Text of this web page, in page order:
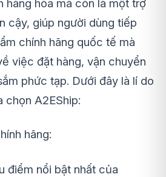
hàng hóa mà còn là một trợ
cậy, giúp người dùng tiếp
chính hãng quốc tế mà
việc đặt hàng, vận chuyển
phức tạp. Dưới đây là lí do
chọn A2EShip:
hãng:
điểm nổi bật nhất của